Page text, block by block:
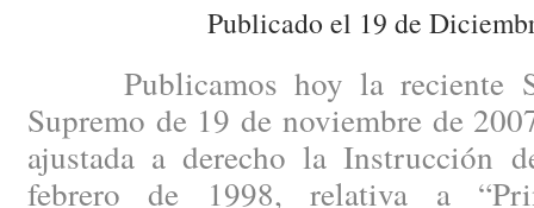
Publicado el 19 de
Publicamos hoy la reciente
Supremo de 19 de noviembre de
ajustada a derecho la Instrucción
febrero de 1998, relativa a